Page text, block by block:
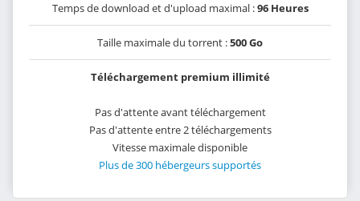
Temps de download et d'upload maximal :96 Heures
Taille maximale du torrent :500 Go
Téléchargement premium illimité
Pas d'attente avant téléchargement
Pas d'attente entre 2 téléchargements
Vitesse maximale disponible
Plus de 300 hébergeurs supportés